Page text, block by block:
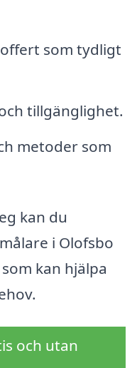
som tydligt
tillgänglighet.
metoder som
kan du
i Olofsbo
kan hjälpa
och utan